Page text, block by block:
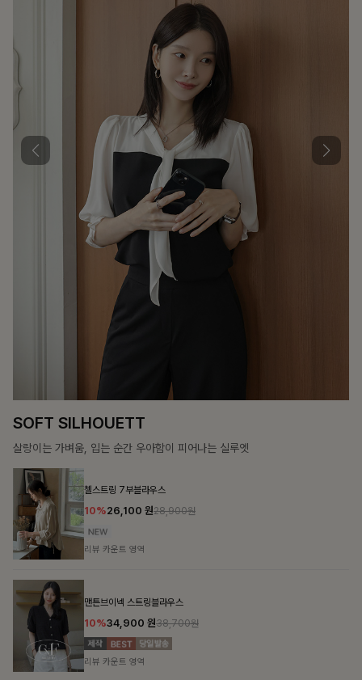
COZY ESSENTIAL
매일의 일상을 부드럽게 감싸줄 니트 컬렉션
론클디 브이넥니트
10%24,300원26,900원
리뷰 카운트 영역
칠스트라이프 카라7부니트
10%31,900원35,400원
리뷰 카운트 영역